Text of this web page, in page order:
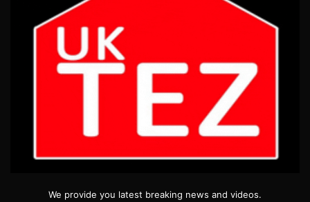
We provide you latest breaking news and videos.